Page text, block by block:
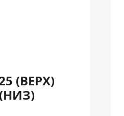
(ВЕРХ)
(НИЗ)